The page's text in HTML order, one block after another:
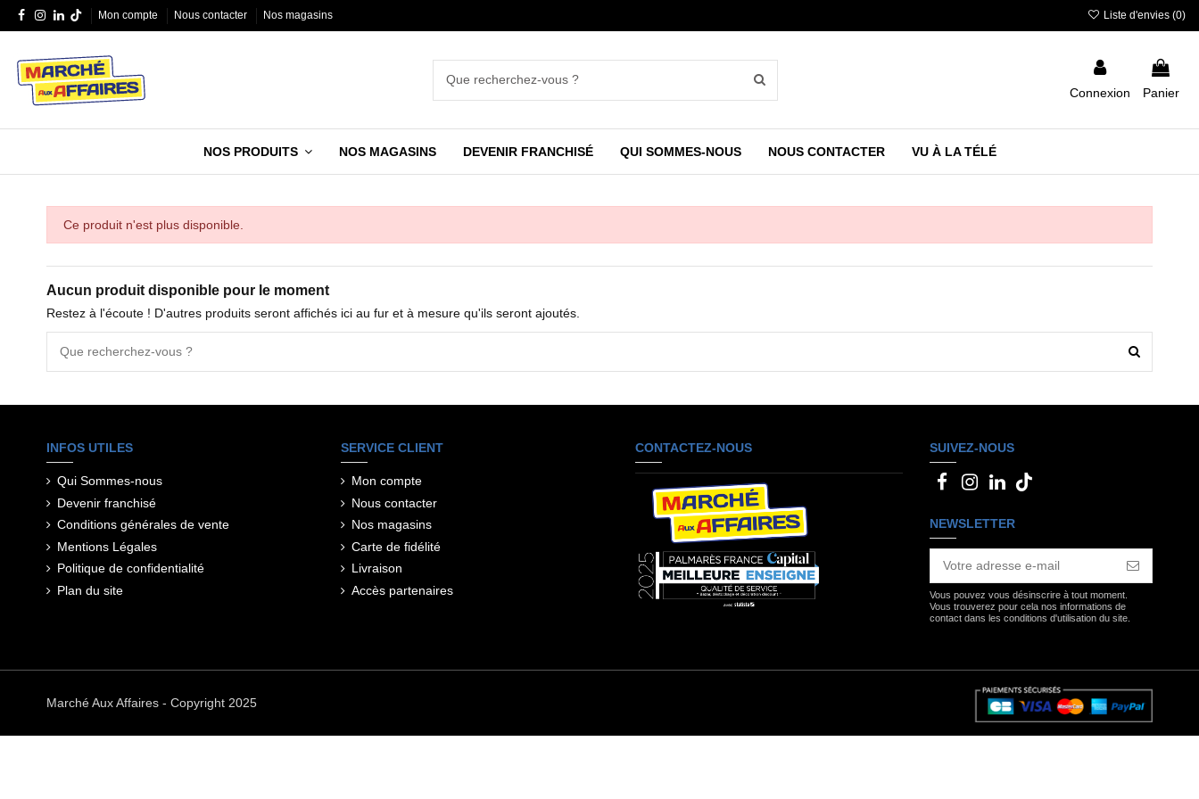
Mon compte Nous contacter Nos magasins Liste d'envies (0)
Connexion Panier
NOS PRODUITS NOS MAGASINS DEVENIR FRANCHISÉ QUI SOMMES-NOUS NOUS CONTACTER VU À LA TÉLÉ
Ce produit n'est plus disponible.
Aucun produit disponible pour le moment
Restez à l'écoute ! D'autres produits seront affichés ici au fur et à mesure qu'ils seront ajoutés.
INFOS UTILES
Qui Sommes-nous
Devenir franchisé
Conditions générales de vente
Mentions Légales
Politique de confidentialité
Plan du site
SERVICE CLIENT
Mon compte
Nous contacter
Nos magasins
Carte de fidélité
Livraison
Accès partenaires
CONTACTEZ-NOUS SUIVEZ-NOUS
NEWSLETTER
Vous pouvez vous désinscrire à tout moment.
Vous trouverez pour cela nos informations de
contact dans les conditions d'utilisation du site.
Marché Aux Affaires - Copyright 2025